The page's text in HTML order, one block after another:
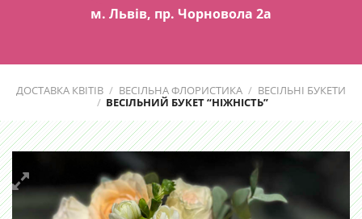
м. Львів, пр. Чорновола 2а
ДОСТАВКА КВІТІВ / ВЕСІЛЬНА ФЛОРИСТИКА / ВЕСІЛЬНІ БУКЕТИ
/ ВЕСІЛЬНИЙ БУКЕТ “НІЖНІСТЬ”